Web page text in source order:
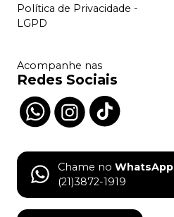
Política de Privacidade -
LGPD
Acompanhe nas
Redes Sociais
Chame no WhatsApp
(21)3872-1919